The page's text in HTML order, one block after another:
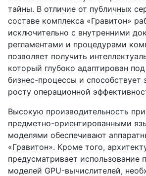
тайны. В отличие от публичных
составе комплекса «Гравитон»
исключительно с внутренними
регламентами и процедурами
позволяет получить
который глубоко адаптирован
бизнес-процессы и способствует
росту операционной
Высокую производительность
предметно-ориентированными
моделями обеспечивают
«Гравитон». Кроме того,
предусматривает использование
моделей GPU-вычислителей,